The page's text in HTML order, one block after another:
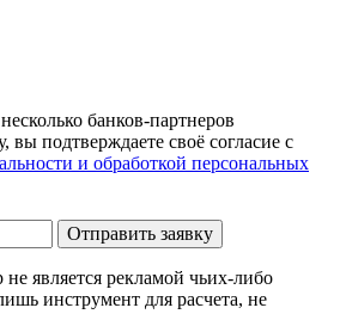
банков-партнеров
вы подтверждаете своё согласие с
и обработкой персональных
Отправить заявку
является рекламой чьих-либо
инструмент для расчета, не